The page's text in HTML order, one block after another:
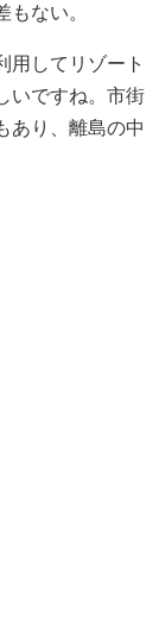
もない。
用してリゾート
いですね。市街
あり、離島の中